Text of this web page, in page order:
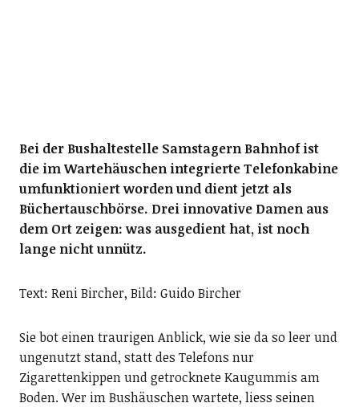
Bei der Bushaltestelle Samstagern Bahnhof ist
die im Wartehäuschen integrierte Telefonkabine
umfunktioniert worden und dient jetzt als
Büchertauschbörse. Drei innovative Damen aus
dem Ort zeigen: was ausgedient hat, ist noch
lange nicht unnütz.
Text: Reni Bircher, Bild: Guido Bircher
Sie bot einen traurigen Anblick, wie sie da so leer und
ungenutzt stand, statt des Telefons nur
Zigarettenkippen und getrocknete Kaugummis am
Boden. Wer im Bushäuschen wartete, liess seinen